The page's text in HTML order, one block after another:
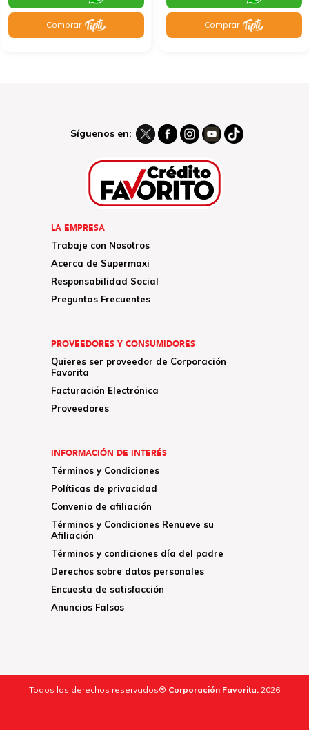
Comprar Comprar
Síguenos en:
LA EMPRESA
Trabaje con Nosotros
Acerca de Supermaxi
Responsabilidad Social
Preguntas Frecuentes
PROVEEDORES Y CONSUMIDORES
Quieres ser proveedor de Corporación
Favorita
Facturación Electrónica
Proveedores
INFORMACIÓN DE INTERÉS
Términos y Condiciones
Políticas de privacidad
Convenio de afiliación
Términos y Condiciones Renueve su
Afiliación
Términos y condiciones día del padre
Derechos sobre datos personales
Encuesta de satisfacción
Anuncios Falsos
Todos los derechos reservados® Corporación Favorita. 2026